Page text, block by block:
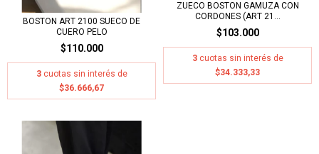
BOSTON ART 2100 SUECO DE
CUERO PELO
$110.000
3 cuotas sin interés de
$36.666,67
ZUECO BOSTON GAMUZA CON
CORDONES (ART 21...
$103.000
3 cuotas sin interés de
$34.333,33